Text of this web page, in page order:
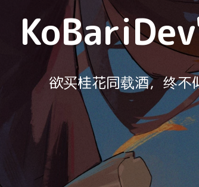
欲买桂花同载酒，终不